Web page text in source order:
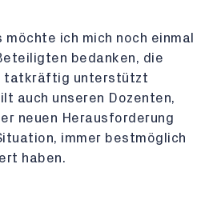
möchte ich mich noch einmal
bedanken, die
tatkräftig unterstützt
auch unseren Dozenten,
neuen Herausforderung
immer bestmöglich
haben.